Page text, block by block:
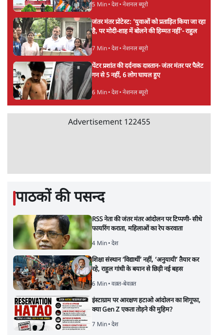
5 Min• देश• नेशनल ब्यूरो
जंतर मंतर प्रोटेस्ट: 'युवाओं को प्रताड़ित किया जा रहा
है, पर मोदी-शाह में बोलने की हिम्मत नहीं'- राहुल
7 Min• देश• नेशनल ब्यूरो
पेंटर प्रशांत की दर्दनाक दास्तान- जंतर मंतर पर पैलेट
गन से 5 नहीं, 6 लोग घायल हुए
6 Min• देश• नेशनल ब्यूरो
Advertisement 122455
पाठकों की पसन्द
RSS नेता की जंतर मंतर आंदोलन पर टिप्पणी- सीधे
फायरिंग कराता, महिलाओं का रेप करवाता
4 Min• देश
शिक्षा संस्थान ‘विद्यार्थी’ नहीं, ‘अनुयायी’ तैयार कर
रहे, राहुल गांधी के बयान से छिड़ी नई बहस
6 Min• वक़्त-बेवक़्त
इंस्टाग्राम पर आरक्षण हटाओ आंदोलन का शिगूफा,
क्या Gen Z एकता तोड़ने की मुहिम?
7 Min• देश